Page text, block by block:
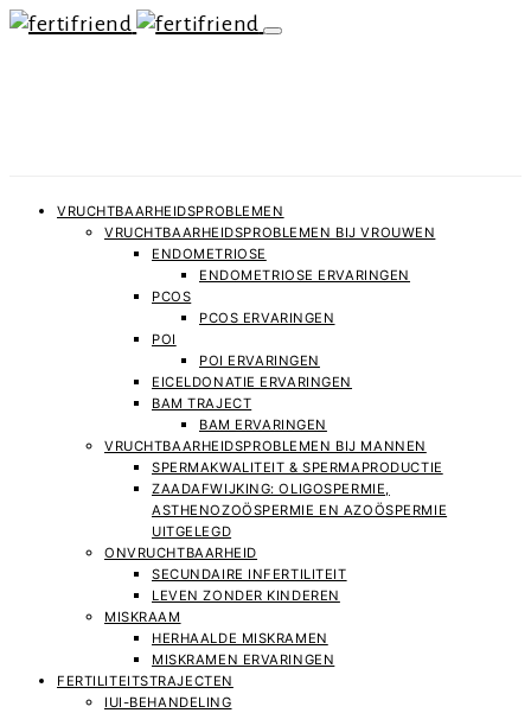
VRUCHTBAARHEIDSPROBLEMEN
VRUCHTBAARHEIDSPROBLEMEN BIJ VROUWEN
ENDOMETRIOSE
ENDOMETRIOSE ERVARINGEN
PCOS
PCOS ERVARINGEN
POI
POI ERVARINGEN
EICELDONATIE ERVARINGEN
BAM TRAJECT
BAM ERVARINGEN
VRUCHTBAARHEIDSPROBLEMEN BIJ MANNEN
SPERMAKWALITEIT & SPERMAPRODUCTIE
ZAADAFWIJKING: OLIGOSPERMIE,
ASTHENOZOÖSPERMIE EN AZOÖSPERMIE
UITGELEGD
ONVRUCHTBAARHEID
SECUNDAIRE INFERTILITEIT
LEVEN ZONDER KINDEREN
MISKRAAM
HERHAALDE MISKRAMEN
MISKRAMEN ERVARINGEN
FERTILITEITSTRAJECTEN
IUI-BEHANDELING